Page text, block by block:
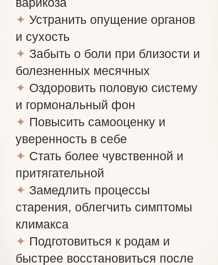
климакса
✦Подготовиться к родам и
них
✦Забыть о воспалительных и
спаечных процессах
✦Научится управлять ими
✦Забыть про недержание мочи
и частое мочеиспускание
Устранить опущение органов,
варикоз, сухость
Забыть о боли при близости и